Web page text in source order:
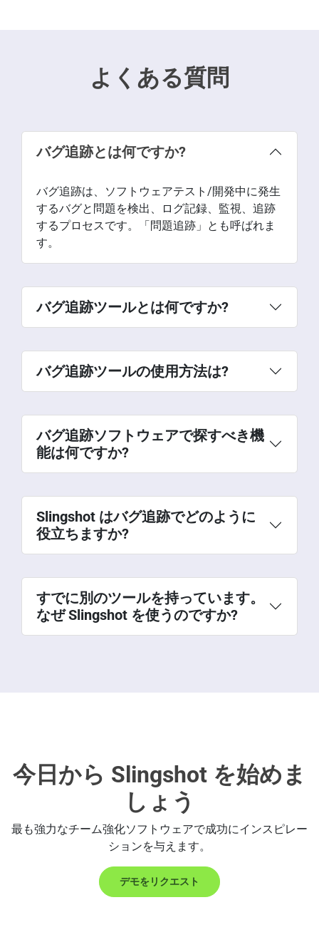
よくある質問
バグ追跡とは何ですか?
バグ追跡は、ソフトウェアテスト/開発中に発生
するバグと問題を検出、ログ記録、監視、追跡
するプロセスです。「問題追跡」とも呼ばれま
す。
バグ追跡ツールとは何ですか?
バグ追跡ツールの使用方法は?
バグ追跡ソフトウェアで探すべき機
能は何ですか?
Slingshot はバグ追跡でどのように
役立ちますか?
すでに別のツールを持っています。
なぜ Slingshot を使うのですか?
今日から Slingshot を始めま
しょう
最も強力なチーム強化ソフトウェアで成功にインスピレー
ションを与えます。
デモをリクエスト